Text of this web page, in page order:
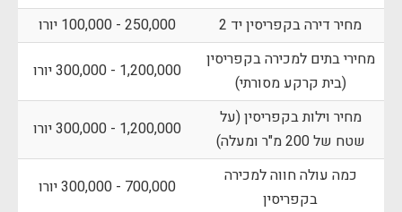
מחיר דירה בקפריסין יד 2
250,000 - 100,000 יורו
מחירי בתים למכירה בקפריסין
(בית קרקע מסורתי)
1,200,000 - 300,000 יורו
מחיר וילות בקפריסין (על
שטח של 200 מ"ר ומעלה)
1,200,000 - 300,000 יורו
כמה עולה חווה למכירה
בקפריסין
700,000 - 300,000 יורו